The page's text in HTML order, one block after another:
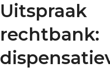
Uitspraak
rechtbank: